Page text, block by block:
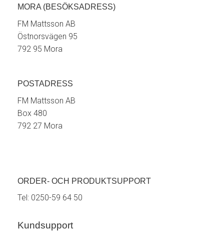
MORA (BESÖKSADRESS)
FM Mattsson AB
Östnorsvägen 95
792 95 Mora
POSTADRESS
FM Mattsson AB
Box 480
792 27 Mora
ORDER- OCH PRODUKTSUPPORT
Tel: 0250-59 64 50
Kundsupport